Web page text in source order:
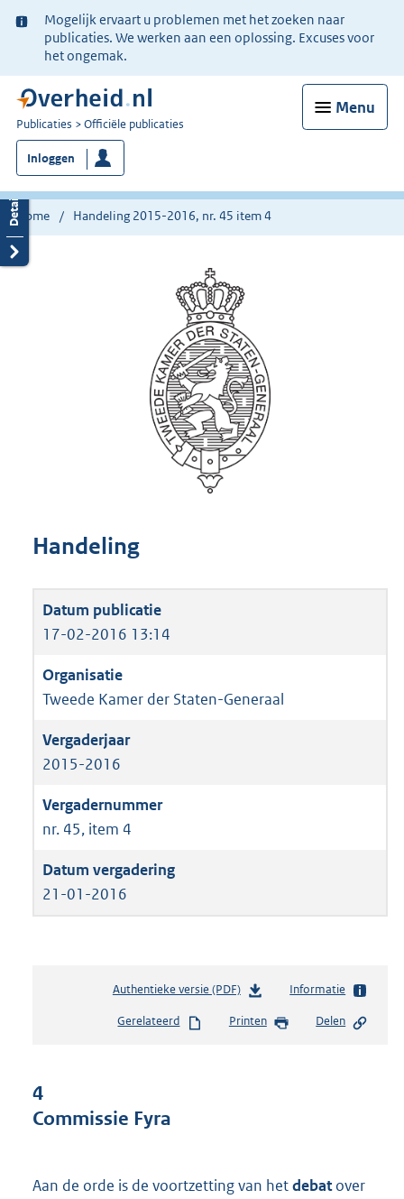
Ter
informatie:
Mogelijk ervaart u problemen met het zoeken naar
publicaties. We werken aan een oplossing. Excuses voor
het ongemak.
Menu
U
bent
nu
hier:
Publicaties Officiële publicaties
Inloggen
Home Handeling 2015-2016, nr. 45 item 4
Handeling
17-02-2016 13:14
Tweede Kamer der Staten-Generaal
2015-2016
nr. 45, item 4
21-01-2016
Authentieke versie (PDF)b
s
Informatie
Gerelateerd Printen Delen
4
Commissie Fyra
Aan de orde is de voortzetting van hetdebatover